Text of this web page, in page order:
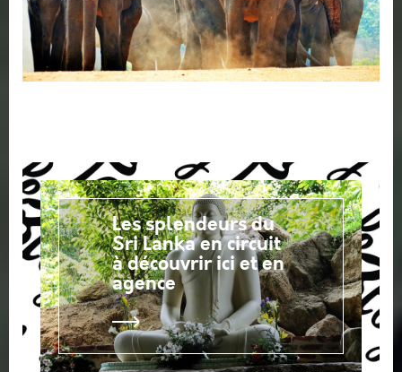
Les splendeurs du
Sri Lanka en circuit
à découvrir ici et en
agence